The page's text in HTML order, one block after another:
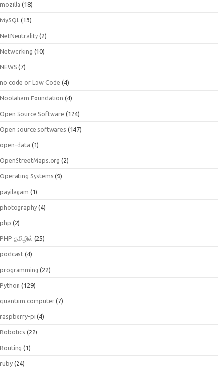
mozilla (18)
MySQL (13)
NetNeutrality (2)
Networking (10)
NEWS (7)
no code or Low Code (4)
Noolaham Foundation (4)
Open Source Software (124)
Open source softwares (147)
open-data (1)
OpenStreetMaps.org (2)
Operating Systems (9)
payilagam (1)
photography (4)
php (2)
PHP தமிழில் (25)
podcast (4)
programming (22)
Python (129)
quantum.computer (7)
raspberry-pi (4)
Robotics (22)
Routing (1)
ruby (24)